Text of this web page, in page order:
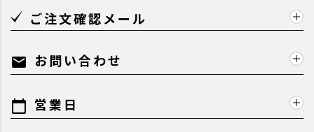
ご注文確認メール
mail お問い合わせ
calendar_today 営業日